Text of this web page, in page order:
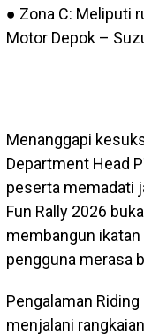
● Zona C: Meliputi
Motor Depok –
Menanggapi
Department Head
peserta memadati
Fun Rally 2026
membangun
pengguna merasa
Pengalaman
menjalani